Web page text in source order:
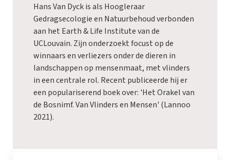
Hans Van Dyck is als Hoogleraar
Gedragsecologie en Natuurbehoud verbonden
aan het Earth & Life Institute van de
UCLouvain. Zijn onderzoekt focust op de
winnaars en verliezers onder de dieren in
landschappen op mensenmaat, met vlinders
in een centrale rol. Recent publiceerde hij er
een populariserend boek over: 'Het Orakel van
de Bosnimf. Van Vlinders en Mensen' (Lannoo
2021).